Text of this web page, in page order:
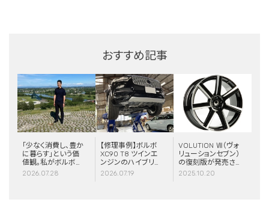
おすすめ記事
「少なく消費し、豊か
に暮らす」という価
値観。私がボルボと
スウェーデンに惹か
2026.07.28
【修理事例】ボルボ
XC90 T8 ツインエ
ンジンのハイブリッ
ドシステム故障・
2026.07.19
VOLUTION Ⅶ（ヴォ
リューションセブン）
の復刻版が発売さ
れました！
2025.10.20